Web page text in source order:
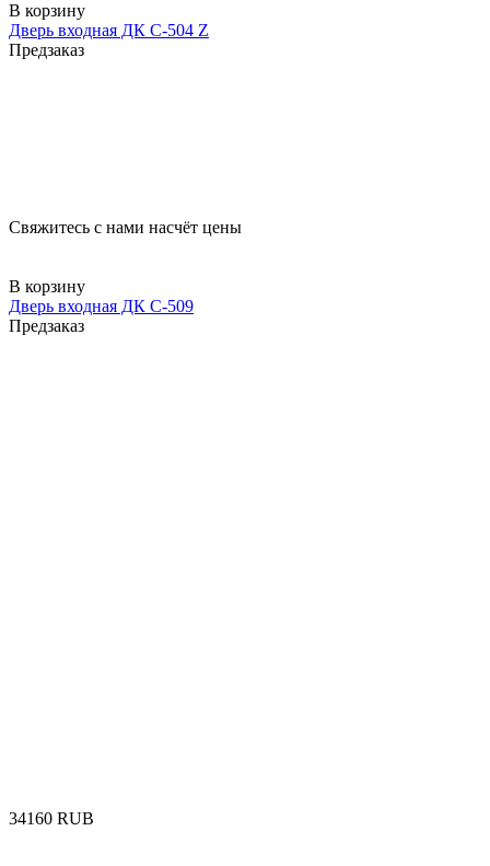
В корзину
Дверь входная ДК С-504 Z
Предзаказ
Свяжитесь с нами насчёт цены
В корзину
Дверь входная ДК С-509
Предзаказ
‍34160‍ RUB